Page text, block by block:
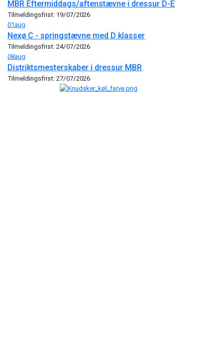
MBR Eftermiddags/aftenstævne i dressur D-E
Tilmeldingsfrist: 19/07/2026
01aug
Nexø C - springstævne med D klasser
Tilmeldingsfrist: 24/07/2026
08aug
Distriktsmesterskaber i dressur MBR
Tilmeldingsfrist: 27/07/2026